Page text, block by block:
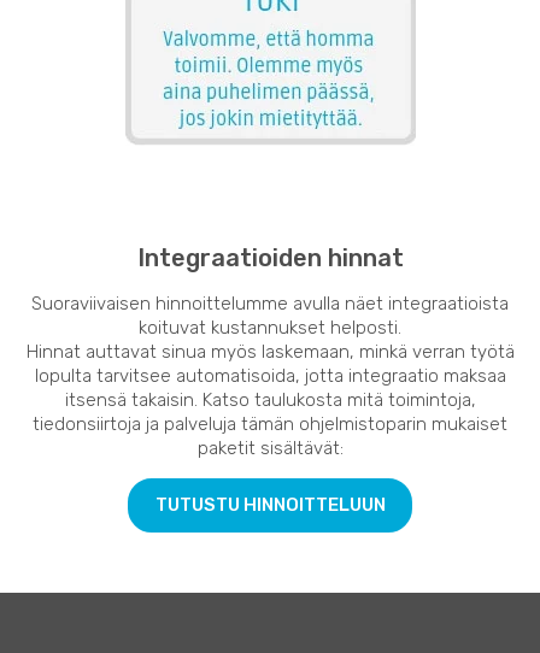
Integraatioiden hinnat
Suoraviivaisen hinnoittelumme avulla näet integraatioista
koituvat kustannukset helposti.
Hinnat auttavat sinua myös laskemaan, minkä verran työtä
lopulta tarvitsee automatisoida, jotta integraatio maksaa
itsensä takaisin. Katso taulukosta mitä toimintoja,
tiedonsiirtoja ja palveluja tämän ohjelmistoparin mukaiset
paketit sisältävät:
TUTUSTU HINNOITTELUUN